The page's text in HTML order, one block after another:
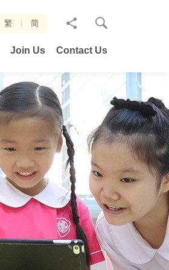
繁 简
分
Join Us Contact Us